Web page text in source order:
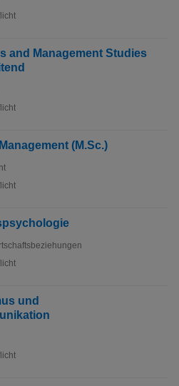
and Management Studies
(M.Sc.)
und